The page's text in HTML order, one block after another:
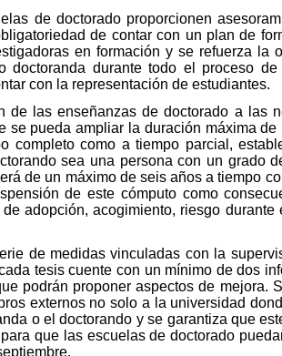
de doctorado proporcionen
de contar con un plan de
en formación y se refuerza
doctoranda durante todo el proceso
con la representación de estudiantes.
de las enseñanzas de doctorado a las
se pueda ampliar la duración máxima
completo como a tiempo parcial,
sea una persona con un grado
de un máximo de seis años a tiempo
de este cómputo como
adopción, acogimiento, riesgo
de medidas vinculadas con la
tesis cuente con un mínimo de dos
podrán proponer aspectos de mejora.
externos no solo a la universidad
o el doctorando y se garantiza que
que las escuelas de doctorado